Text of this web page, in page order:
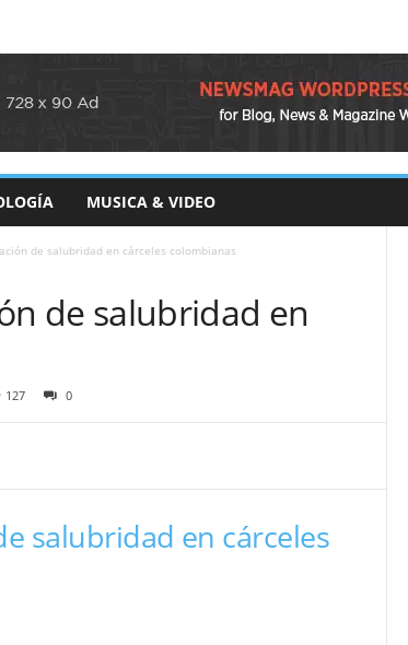
MUSICA & VIDEO
de salubridad en cárceles colombianas
de salubridad en
127 0
salubridad en cárceles